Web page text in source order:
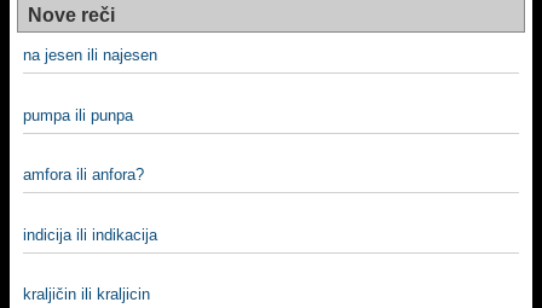
Nove reči
na jesen ili najesen
pumpa ili punpa
amfora ili anfora?
indicija ili indikacija
kraljičin ili kraljicin